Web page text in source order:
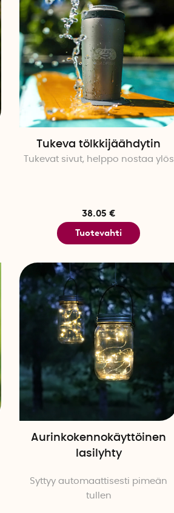
Tukeva tölkkijäähdytin
Tukevat sivut, helppo nostaa ylös
38.05 €
Tuotevahti
Aurinkokennokäyttöinen
lasilyhty
Syttyy automaattisesti pimeän
tullen